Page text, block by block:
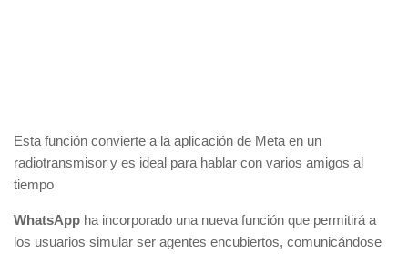
Esta función convierte a la aplicación de Meta en un
radiotransmisor y es ideal para hablar con varios amigos al
tiempo
WhatsApp ha incorporado una nueva función que permitirá a
los usuarios simular ser agentes encubiertos, comunicándose